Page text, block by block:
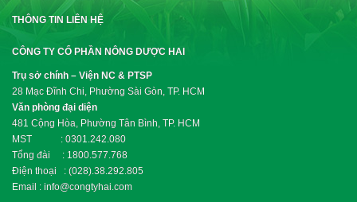
THÔNG TIN LIÊN HỆ
CÔNG TY CỔ PHẦN NÔNG DƯỢC HAI
Trụ sở chính – Viện NC & PTSP
28 Mạc Đĩnh Chi, Phường Sài Gòn, TP. HCM
Văn phòng đại diện
481 Cộng Hòa, Phường Tân Bình, TP. HCM
MST : 0301.242.080
Tổng đài : 1800.577.768
Điện thoại : (028).38.292.805
Email : info@congtyhai.com